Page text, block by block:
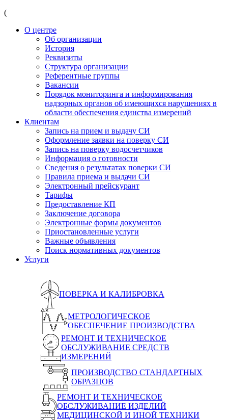
(
О центре
Об организации
История
Реквизиты
Структура организации
Референтные группы
Вакансии
Порядок мониторинга и информирования
надзорных органов об имеющихся нарушениях в
области обеспечения единства измерений
Клиентам
Запись на прием и выдачу СИ
Оформление заявки на поверку СИ
Запись на поверку водосчетчиков
Информация о готовности
Сведения о результатах поверки СИ
Правила приема и выдачи СИ
Электронный прейскурант
Тарифы
Предоставление КП
Заключение договора
Электронные формы документов
Приостановленные услуги
Важные объявления
Поиск нормативных документов
Услуги
ПОВЕРКА И КАЛИБРОВКА
МЕТРОЛОГИЧЕСКОЕ
ОБЕСПЕЧЕНИЕ ПРОИЗВОДСТВА
РЕМОНТ И ТЕХНИЧЕСКОЕ
ОБСЛУЖИВАНИЕ СРЕДСТВ
ИЗМЕРЕНИЙ
ПРОИЗВОДСТВО СТАНДАРТНЫХ
ОБРАЗЦОВ
РЕМОНТ И ТЕХНИЧЕСКОЕ
ОБСЛУЖИВАНИЕ ИЗДЕЛИЙ
МЕДИЦИНСКОЙ И ИНОЙ ТЕХНИКИ